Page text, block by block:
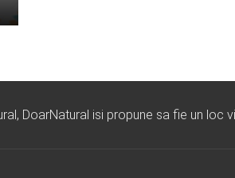
DoarNatural isi propune sa fie un loc